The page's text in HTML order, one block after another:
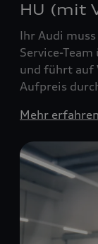
HU (mit
Ihr Audi
Service-
und führt auf
Aufpreis
Mehr erfahren